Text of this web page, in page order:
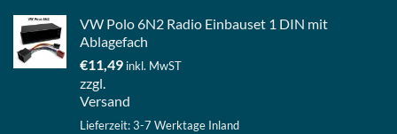
VW Polo 6N2 Radio Einbauset 1 DIN mit
Ablagefach
€11,49 inkl. MwST
zzgl.
Versand
Lieferzeit: 3-7 Werktage Inland